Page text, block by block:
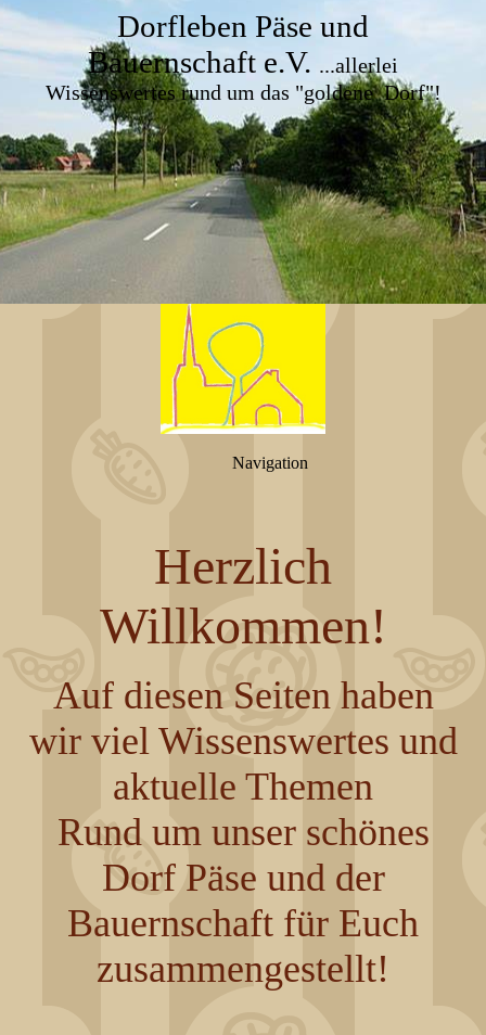
Dorfleben Päse und
Bauernschaft e.V. ...allerlei
Wissenswertes rund um das "goldene Dorf"!
Navigation
Herzlich
Willkommen!
Auf diesen Seiten haben
wir viel Wissenswertes und
aktuelle Themen
Rund um unser schönes
Dorf Päse und der
Bauernschaft für Euch
zusammengestellt!